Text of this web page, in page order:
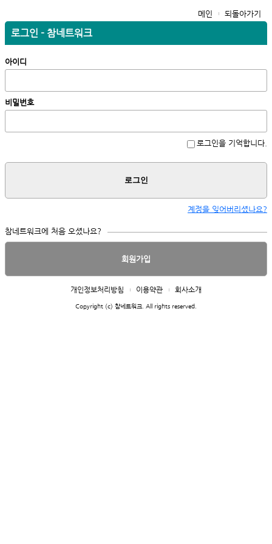
메인 되돌아가기
로그인 - 참네트워크
아이디
비밀번호
로그인을 기억합니다.
로그인
계정을 잊어버리셨나요?
참네트워크에 처음 오셨나요?
회원가입
개인정보처리방침 이용약관 회사소개
Copyright (c) 참네트워크. All rights reserved.